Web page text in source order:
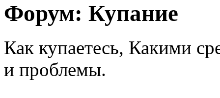
Форум: Купание
Как купаетесь, Какими
и проблемы.